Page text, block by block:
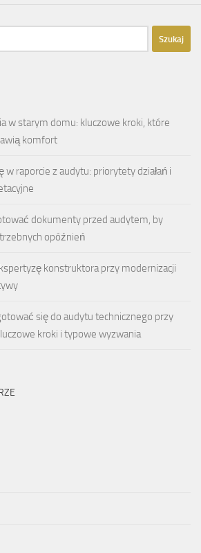
w starym domu: kluczowe kroki, które
komfort
w raporcie z audytu: priorytety działań i
dokumenty przed audytem, by
opóźnień
konstruktora przy modernizacji
się do audytu technicznego przy
kroki i typowe wyzwania